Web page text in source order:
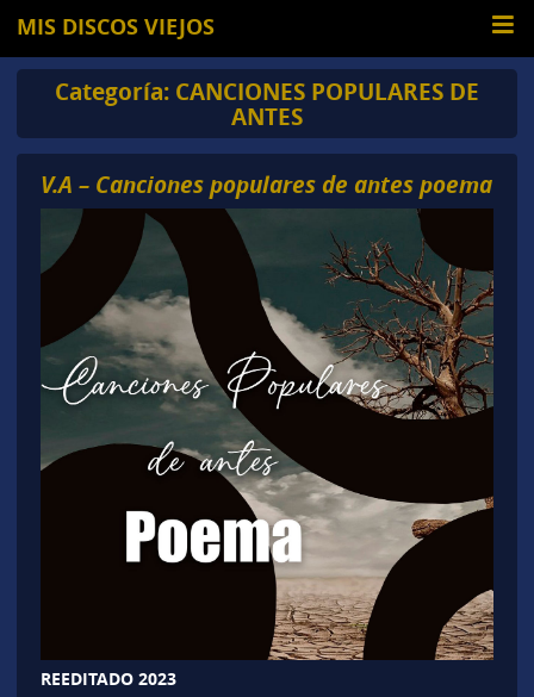
MIS DISCOS VIEJOS
Categoría: CANCIONES POPULARES DE
ANTES
V.A – Canciones populares de antes poema
REEDITADO 2023